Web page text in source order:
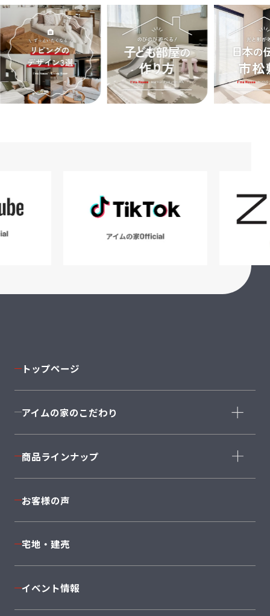
トップページ
アイムの家のこだわり
家づくりストーリー
安心の住まい・保証
構造・設備
返済シミュレーション
着工棟数No1
商品ラインナップ
Cuvi
お客様の声
宅地・建売
イベント情報